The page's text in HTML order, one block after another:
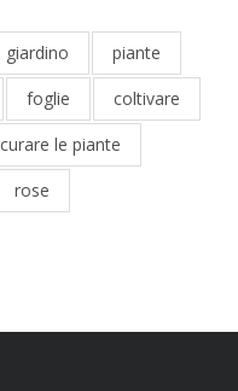
giardino
piante
foglie
coltivare
curare le piante
rose